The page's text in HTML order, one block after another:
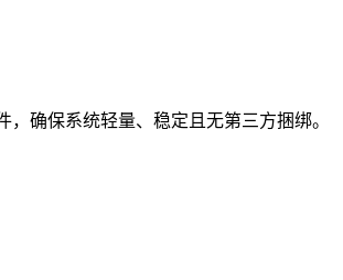
确保系统轻量、稳定且无第三方捆绑。